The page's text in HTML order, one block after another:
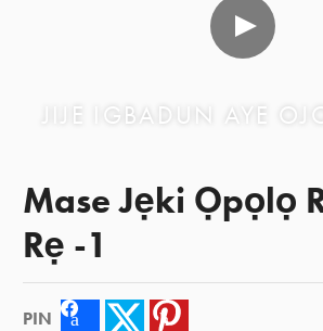
JIJE IGBADUN AYE
Mase Jẹki Ọpọlọ
Rẹ -1
PIN